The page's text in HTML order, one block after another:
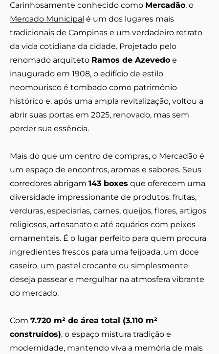
Carinhosamente conhecido como Mercadão, o
Mercado Municipal é um dos lugares mais
tradicionais de Campinas e um verdadeiro retrato
da vida cotidiana da cidade. Projetado pelo
renomado arquiteto Ramos de Azevedo e
inaugurado em 1908, o edifício de estilo
neomourisco é tombado como patrimônio
histórico e, após uma ampla revitalização, voltou a
abrir suas portas em 2025, renovado, mas sem
perder sua essência.
Mais do que um centro de compras, o Mercadão é
um espaço de encontros, aromas e sabores. Seus
corredores abrigam 143 boxes que oferecem uma
diversidade impressionante de produtos: frutas,
verduras, especiarias, carnes, queijos, flores, artigos
religiosos, artesanato e até aquários com peixes
ornamentais. É o lugar perfeito para quem procura
ingredientes frescos para uma feijoada, um doce
caseiro, um pastel crocante ou simplesmente
deseja passear e mergulhar na atmosfera vibrante
do mercado.
Com 7.720 m² de área total (3.110 m²
construídos), o espaço mistura tradição e
modernidade, mantendo viva a memória de mais